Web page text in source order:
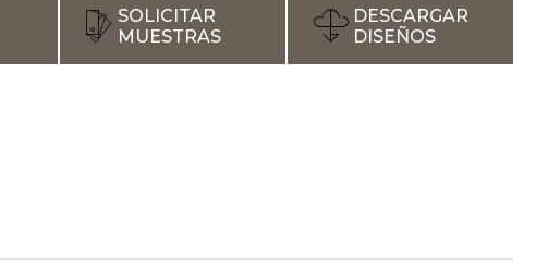
SOLICITAR
MUESTRAS
DESCARGAR
DISEÑOS